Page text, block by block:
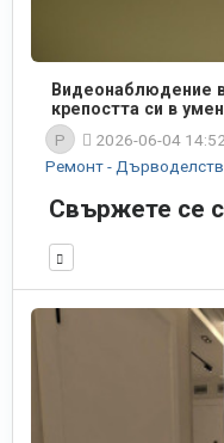
Видеонаблюдение
крепостта си в
P
2026-06-04
Ремонт -
Свържете се